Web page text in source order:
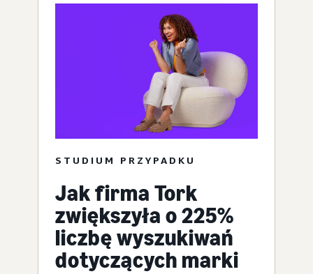
STUDIUM PRZYPADKU
Jak firma Tork
zwiększyła o 225%
liczbę wyszukiwań
dotyczących marki